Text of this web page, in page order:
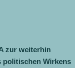
zur weiterhin
politischen Wirkens